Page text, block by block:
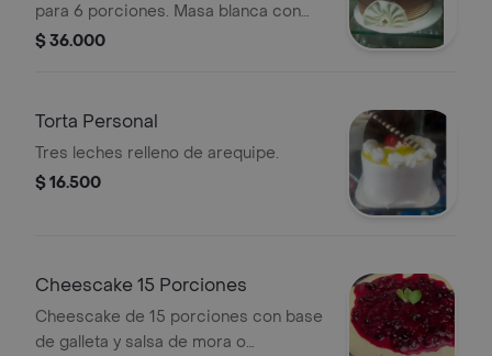
para 6 porciones. Masa blanca con
decoración de chocolate y crema.
$ 36.000
Torta Personal
Tres leches relleno de arequipe.
$ 16.500
Cheescake 15 Porciones
Cheescake de 15 porciones con base
de galleta y salsa de mora o